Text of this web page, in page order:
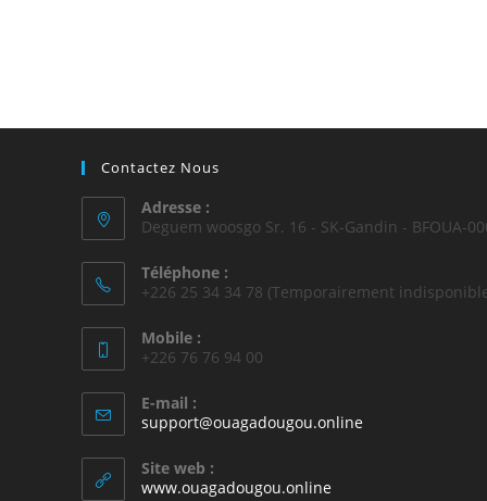
Contactez Nous
Adresse :
Deguem woosgo Sr. 16 - SK-Gandin - BFOUA-
Téléphone :
+226 25 34 34 78 (Temporairement
Mobile :
+226 76 76 94 00
E-mail :
support@ouagadougou.online
Site web :
www.ouagadougou.online